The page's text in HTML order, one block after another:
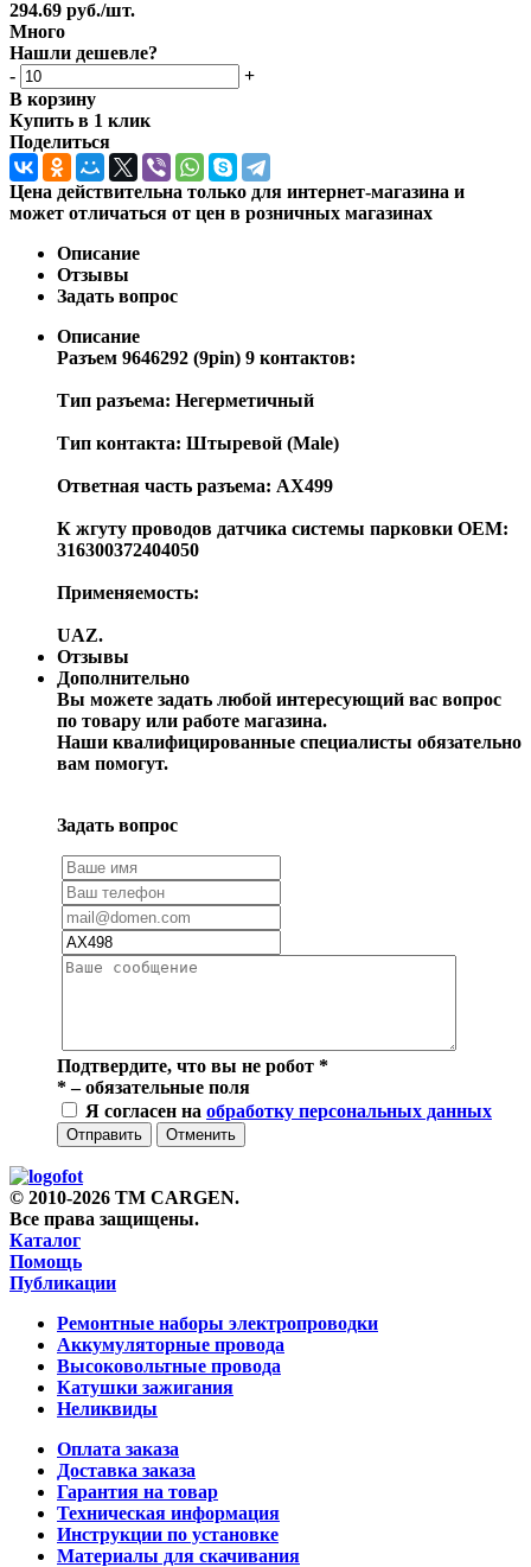
294.69 руб./шт.
Много
Нашли дешевле?
-
+
В корзину
Купить в 1 клик
Поделиться
Цена действительна только для интернет-магазина и
может отличаться от цен в розничных магазинах
Описание
Отзывы
Задать вопрос
Описание
Разъем 9646292 (9pin) 9 контактов:
Тип разъема: Негерметичный
Тип контакта: Штыревой (Male)
Ответная часть разъема: AX499
К жгуту проводов датчика системы парковки OEM:
316300372404050
Применяемость:
UAZ.
Отзывы
Дополнительно
Вы можете задать любой интересующий вас вопрос
по товару или работе магазина.
Наши квалифицированные специалисты обязательно
вам помогут.
Задать вопрос
Подтвердите, что вы не робот *
*– обязательные поля
Я согласен на обработку персональных данных
Отправить Отменить
© 2010-2026 TM CARGEN.
Все права защищены.
Каталог
Помощь
Публикации
Ремонтные наборы электропроводки
Аккумуляторные провода
Высоковольтные провода
Катушки зажигания
Неликвиды
Оплата заказа
Доставка заказа
Гарантия на товар
Техническая информация
Инструкции по установке
Материалы для скачивания